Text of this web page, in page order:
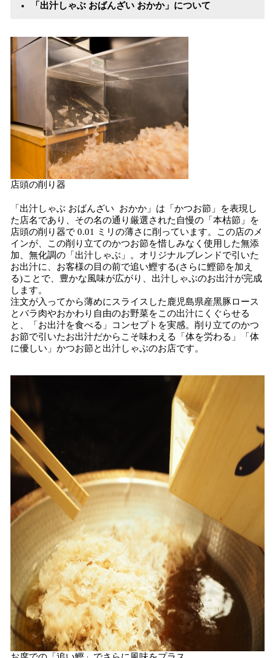
「出汁しゃぶ おばんざい おかか」について
店頭の削り器
「出汁しゃぶ おばんざい おかか」は「かつお節」を表現し
た店名であり、その名の通り厳選された⾃慢の「本枯節」を
店頭の削り器で 0.01 ミリの薄さに削っています。この店のメ
インが、この削り⽴てのかつお節を惜しみなく使⽤した無添
加、無化調の「出汁しゃぶ」。オリジナルブレンドで引いた
お出汁に、お客様の⽬の前で追い鰹する(さらに鰹節を加え
る)ことで、豊かな⾵味が広がり、出汁しゃぶのお出汁が完成
します。
注⽂が⼊ってから薄めにスライスした⿅児島県産⿊豚ロース
とバラ⾁やおかわり⾃由のお野菜をこの出汁にくぐらせる
と、「お出汁を⾷べる」コンセプトを実感。削り⽴てのかつ
お節で引いたお出汁だからこそ味わえる「体を労わる」「体
に優しい」かつお節と出汁しゃぶのお店です。